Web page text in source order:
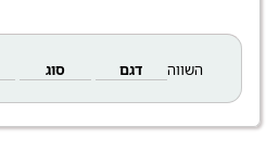
השווה דגם סוג